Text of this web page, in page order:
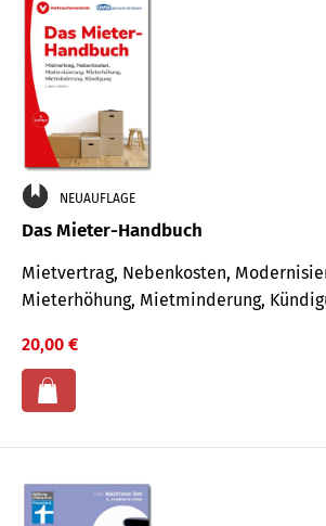
NEUAUFLAGE
Das Mieter-Handbuch
Mietvertrag, Nebenkosten,
Mieterhöhung, Mietminderung,
20,00 €